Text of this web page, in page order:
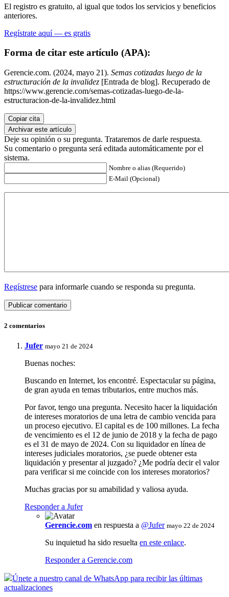
El registro es gratuito, al igual que todos los servicios y beneficios
anteriores.
Regístrate aquí — es gratis
Forma de citar este artículo (APA):
Gerencie.com. (2024, mayo 21). Semas cotizadas luego de la
estructuración de la invalidez [Entrada de blog]. Recuperado de
https://www.gerencie.com/semas-cotizadas-luego-de-la-
estructuracion-de-la-invalidez.html
Copiar cita
Archivar este artículo
Deje su opinión o su pregunta. Trataremos de darle respuesta.
Su comentario o pregunta será editada automáticamente por el
sistema.
Nombre o alias (Requerido)
E-Mail (Opcional)
Regístrese para informarle cuando se responda su pregunta.
2 comentarios
Jufer mayo 21 de 2024
Buenas noches:
Buscando en Internet, los encontré. Espectacular su página,
de gran ayuda en temas tributarios, entre muchos más.
Por favor, tengo una pregunta. Necesito hacer la liquidación
de intereses moratorios de una letra de cambio vencida para
un proceso ejecutivo. El capital es de 100 millones. La fecha
de vencimiento es el 12 de junio de 2018 y la fecha de pago
es el 31 de mayo de 2024. Con su liquidador en línea de
intereses judiciales moratorios, ¿se puede obtener esta
liquidación y presentar al juzgado? ¿Me podría decir el valor
para verificar si me coincide con los intereses moratorios?
Muchas gracias por su amabilidad y valiosa ayuda.
Responder a Jufer
Gerencie.com en respuesta a @Jufer mayo 22 de 2024
Su inquietud ha sido resuelta en este enlace.
Responder a Gerencie.com
Únete a nuestro canal de WhatsApp para recibir las últimas
actualizaciones